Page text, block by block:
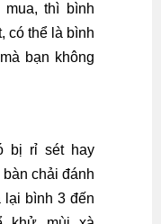
thì bình
có thể là bình
bạn không
bị rỉ sét hay
chải đánh
lại bình 3 đến